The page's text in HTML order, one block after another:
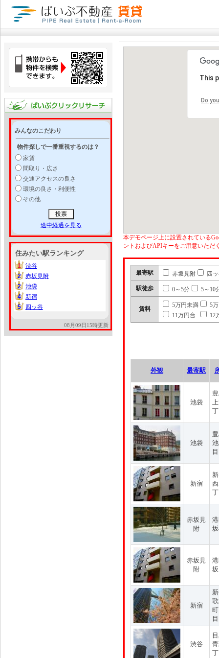
みんなのこだわり
物件探しで一番重視するのは？
家賃
間取り・広さ
交通アクセスの良さ
環境の良さ・利便性
その他
途中経過を見る
住みたい駅ランキング
1
1
渋谷
2
2
赤坂見附
2
2
池袋
4
4
新宿
5
5 四ッ谷
08月09日15時更新
This
Do
本デモページ上に設置されている
ントおよびAPIキーをご用意いただ
最寄駅 赤坂見附 四
駅徒歩 0～5分 5～10
賃料
5万円未満
5
11万円台
12
外観 最寄駅
池袋
池袋
新宿
赤坂見
附
赤坂見
附
新宿
目
渋谷